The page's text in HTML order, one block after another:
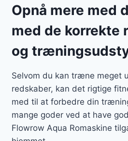
Opnå mere med
med de korrekte
og
Selvom du kan træne meget
redskaber, kan det rigtige
med til at forbedre din
mange goder ved at have
Flowrow Aqua Romaskine